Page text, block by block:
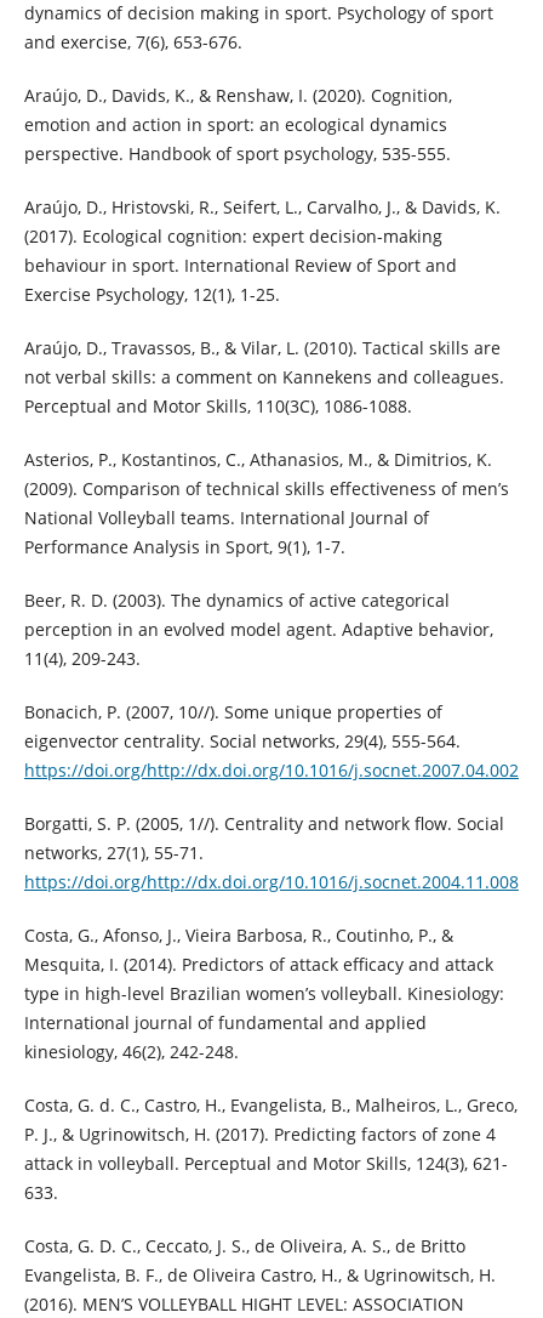
dynamics of decision making in sport. Psychology of sport
and exercise, 7(6), 653-676.
Araújo, D., Davids, K., & Renshaw, I. (2020). Cognition,
emotion and action in sport: an ecological dynamics
perspective. Handbook of sport psychology, 535-555.
Araújo, D., Hristovski, R., Seifert, L., Carvalho, J., & Davids, K.
(2017). Ecological cognition: expert decision-making
behaviour in sport. International Review of Sport and
Exercise Psychology, 12(1), 1-25.
Araújo, D., Travassos, B., & Vilar, L. (2010). Tactical skills are
not verbal skills: a comment on Kannekens and colleagues.
Perceptual and Motor Skills, 110(3C), 1086-1088.
Asterios, P., Kostantinos, C., Athanasios, M., & Dimitrios, K.
(2009). Comparison of technical skills effectiveness of men’s
National Volleyball teams. International Journal of
Performance Analysis in Sport, 9(1), 1-7.
Beer, R. D. (2003). The dynamics of active categorical
perception in an evolved model agent. Adaptive behavior,
11(4), 209-243.
Bonacich, P. (2007, 10//). Some unique properties of
eigenvector centrality. Social networks, 29(4), 555-564.
https://doi.org/http://dx.doi.org/10.1016/j.socnet.2007.04.002
Borgatti, S. P. (2005, 1//). Centrality and network flow. Social
networks, 27(1), 55-71.
https://doi.org/http://dx.doi.org/10.1016/j.socnet.2004.11.008
Costa, G., Afonso, J., Vieira Barbosa, R., Coutinho, P., &
Mesquita, I. (2014). Predictors of attack efficacy and attack
type in high-level Brazilian women’s volleyball. Kinesiology:
International journal of fundamental and applied
kinesiology, 46(2), 242-248.
Costa, G. d. C., Castro, H., Evangelista, B., Malheiros, L., Greco,
P. J., & Ugrinowitsch, H. (2017). Predicting factors of zone 4
attack in volleyball. Perceptual and Motor Skills, 124(3), 621-
633.
Costa, G. D. C., Ceccato, J. S., de Oliveira, A. S., de Britto
Evangelista, B. F., de Oliveira Castro, H., & Ugrinowitsch, H.
(2016). MEN’S VOLLEYBALL HIGHT LEVEL: ASSOCIATION